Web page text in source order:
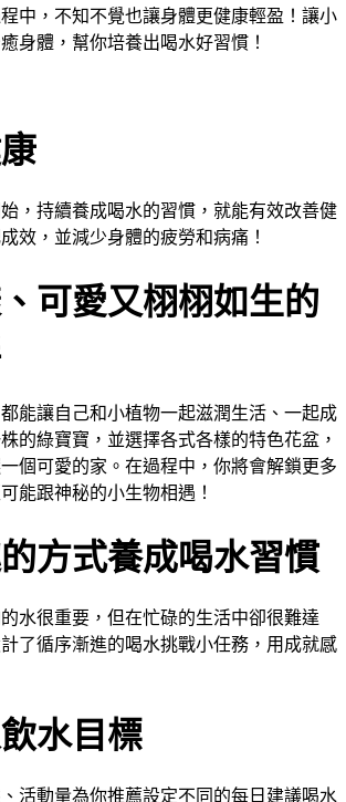
中，不知不覺也讓身體更健康輕盈！讓小
身體，幫你培養出喝水好習慣！
，持續養成喝水的習慣，就能有效改善健
效，並減少身體的疲勞和病痛！
可愛又栩栩如生的
能讓自己和小植物一起滋潤生活、一起成
的綠寶寶，並選擇各式各樣的特色花盆，
個可愛的家。在過程中，你將會解鎖更多
能跟神秘的小生物相遇！
方式養成喝水習慣
水很重要，但在忙碌的生活中卻很難達
了循序漸進的喝水挑戰小任務，用成就感
水目標
活動量為你推薦設定不同的每日建議喝水